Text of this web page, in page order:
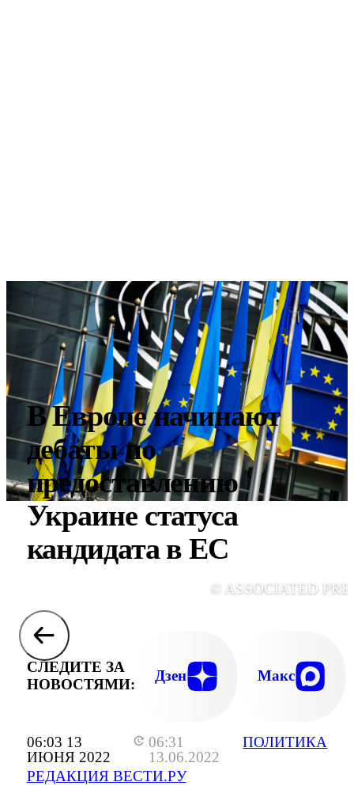
06:03 13
ИЮНЯ 2022
06:31
13.06.2022
РЕДАКЦИЯ ВЕСТИ.РУ
ПОЛИТИКА
В Европе начинают
дебаты по
предоставлению
Украине статуса
кандидата в ЕС
© ASSOCIATED
СЛЕДИТЕ ЗА
НОВОСТЯМИ:
Дзен Макс